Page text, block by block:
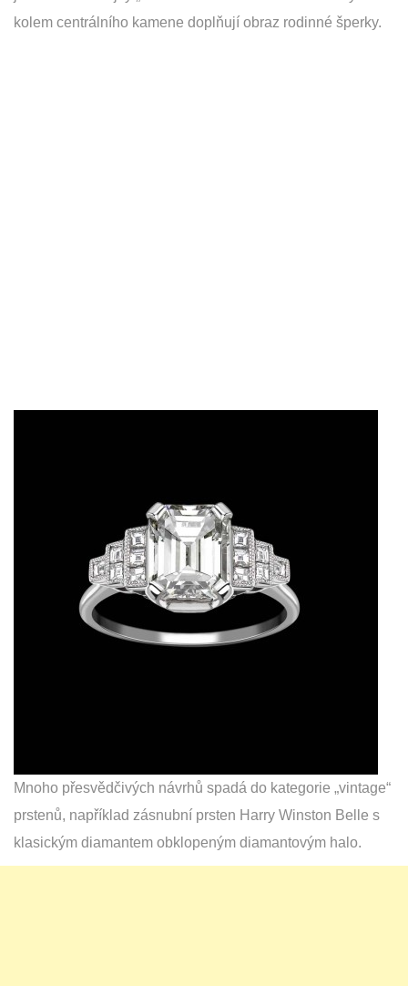
kolem centrálního kamene doplňují obraz rodinné šperky.
Mnoho přesvědčivých návrhů spadá do kategorie „vintage“
prstenů, například zásnubní prsten Harry Winston Belle s
klasickým diamantem obklopeným diamantovým halo.